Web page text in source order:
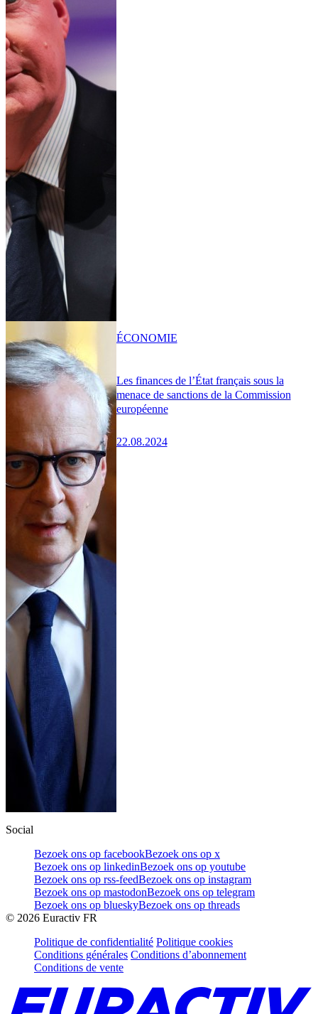
Les finances de l’État français sous la
menace de sanctions de la Commission
européenne
22.08.2024
ÉCONOMIE
Social
Bezoek ons op facebookBezoek ons op x
Bezoek ons op linkedinBezoek ons op youtube
Bezoek ons op rss-feedBezoek ons op instagram
Bezoek ons op mastodonBezoek ons op telegram
Bezoek ons op blueskyBezoek ons op threads
© 2026 Euractiv FR
Politique de confidentialité Politique cookies
Conditions générales Conditions d’abonnement
Conditions de vente